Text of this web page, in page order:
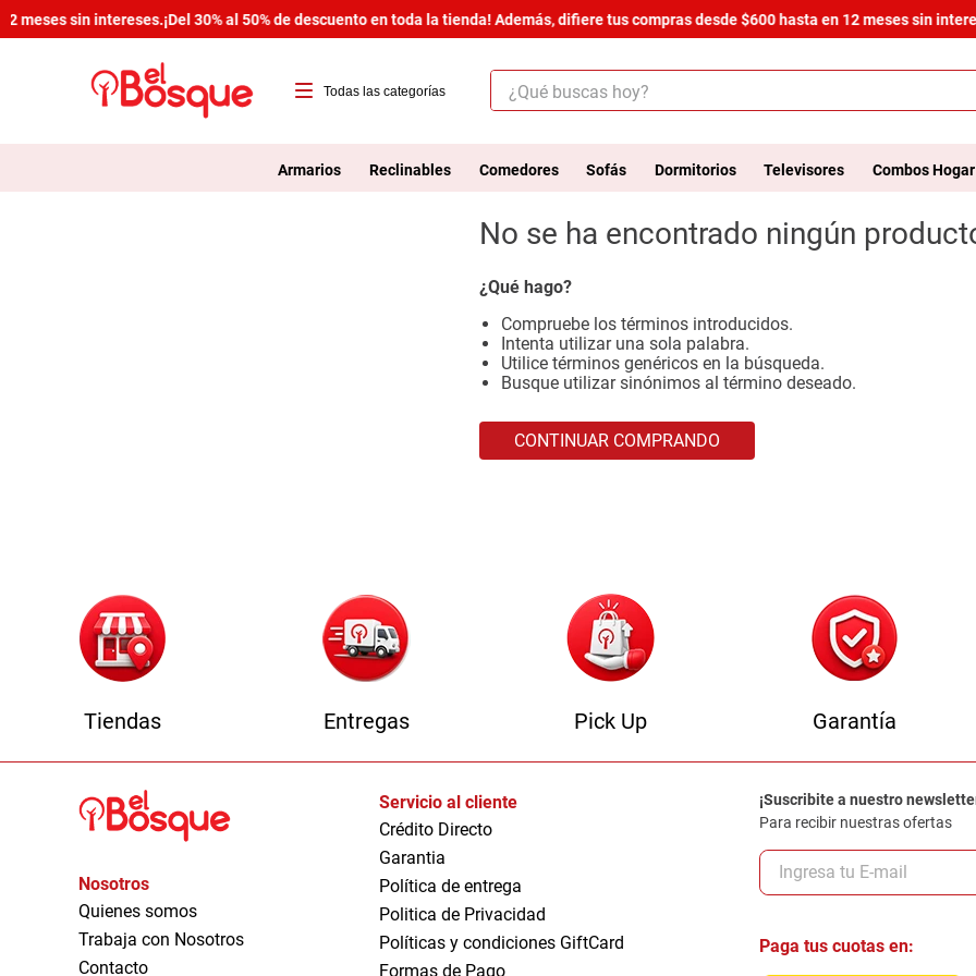
meses sin intereses.¡Del 30% al 50% de descuento en toda la tienda! Además, difiere tus compras desde $600 hasta en 12 meses sin
¿Qué buscas hoy?
Armarios Reclinables Comedores Sofás Dormitorios Televisores Combos Hogar
No se ha encontrado ningún
¿Qué hago?
Compruebe los términos introducidos.
Intenta utilizar una sola palabra.
Utilice términos genéricos en la búsqueda.
Busque utilizar sinónimos al término deseado.
CONTINUAR COMPRANDO
Tiendas Entregas Pick Up Garantía
Nosotros
Quienes somos
Trabaja con Nosotros
Contacto
Servicio al cliente
Crédito Directo
Garantia
Política de entrega
Politica de Privacidad
Políticas y condiciones GiftCard
Formas de Pago
¡Suscribite a nuestro
Para recibir nuestras ofertas
Paga tus cuotas en:
1.
armario
3
comedor
4.
zapatera
5.
armario lux
6.
cama
havana master
bicama zoe